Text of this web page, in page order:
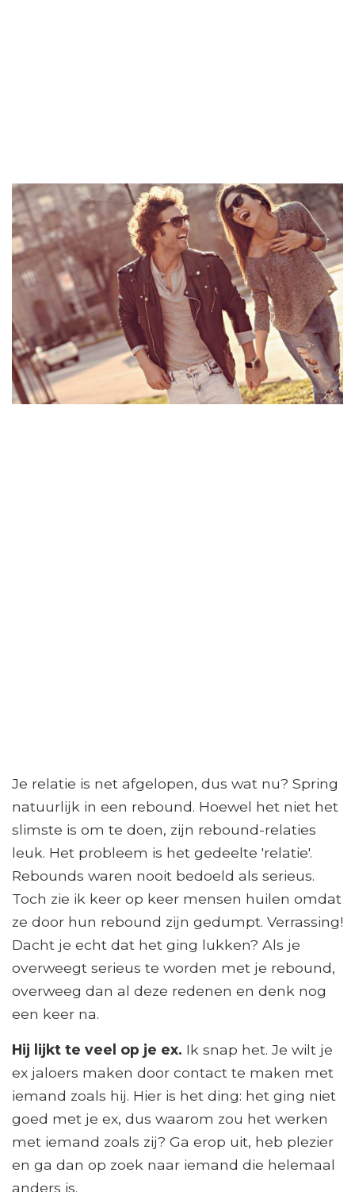
Je relatie is net afgelopen, dus wat nu? Spring
natuurlijk in een rebound. Hoewel het niet het
slimste is om te doen, zijn rebound-relaties
leuk. Het probleem is het gedeelte 'relatie'.
Rebounds waren nooit bedoeld als serieus.
Toch zie ik keer op keer mensen huilen omdat
ze door hun rebound zijn gedumpt. Verrassing!
Dacht je echt dat het ging lukken? Als je
overweegt serieus te worden met je rebound,
overweeg dan al deze redenen en denk nog
een keer na.
Hij lijkt te veel op je ex. Ik snap het. Je wilt je
ex jaloers maken door contact te maken met
iemand zoals hij. Hier is het ding: het ging niet
goed met je ex, dus waarom zou het werken
met iemand zoals zij? Ga erop uit, heb plezier
en ga dan op zoek naar iemand die helemaal
anders is.